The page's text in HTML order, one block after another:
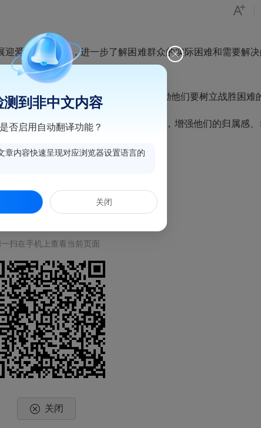
心帮扶活动，进一步了解困难群众的实际困难和需要解
的心声，了解他们的实际困难，鼓励他们要树立战胜困难
一步充分发挥党员的模范带头作用，增强他们的归属感、
。
扫在手机上查看当前页面
关闭
测到非中文内容
是否启用自动翻译功能？
章内容快速呈现对应浏览器设置语言的
关闭